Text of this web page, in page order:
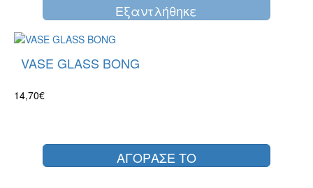
Eξαντλήθηκε
VASE GLASS BONG
14,70€
ΑΓΟΡΑΣΕ ΤΟ